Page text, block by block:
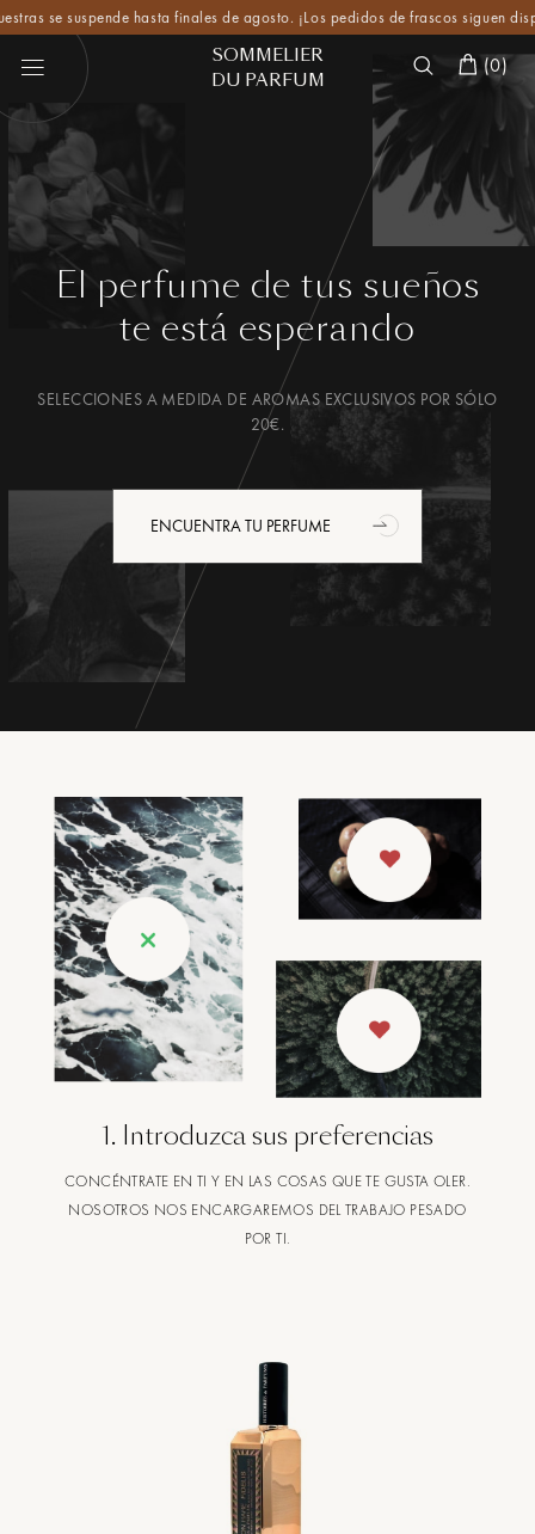
se suspende hasta finales de agosto. ¡Los pedidos de frascos siguen
SOMMELIER
DU PARFUM
(0)
El perfume de tus sueños
te está esperando
SELECCIONES A MEDIDA DE AROMAS EXCLUSIVOS POR SÓLO
20€.
ENCUENTRA TU PERFUME
1. Introduzca sus preferencias
CONCÉNTRATE EN TI Y EN LAS COSAS QUE TE GUSTA OLER.
NOSOTROS NOS ENCARGAREMOS DEL TRABAJO PESADO
POR TI.